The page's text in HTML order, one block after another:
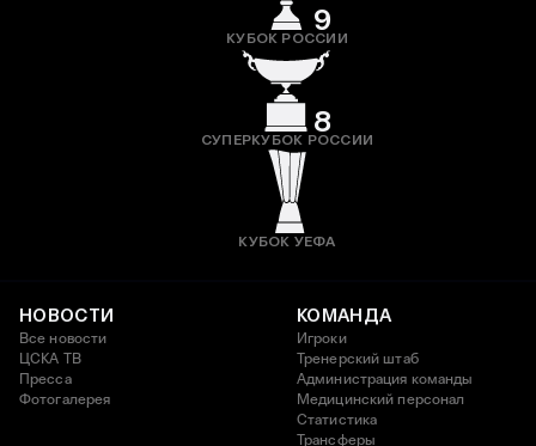
9
КУБОК РОССИИ
8
СУПЕРКУБОК РОССИИ
КУБОК УЕФА
НОВОСТИ
Все новости
ЦСКА ТВ
Пресса
Фотогалерея
КОМАНДА
Игроки
Тренерский штаб
Администрация команды
Медицинский персонал
Статистика
Трансферы